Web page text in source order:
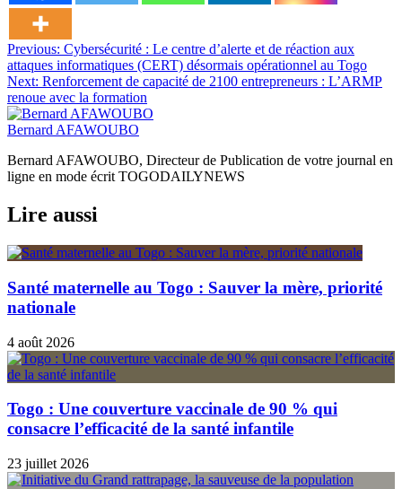
Navigation
de
l’article
Previous: Cybersécurité : Le centre d’alerte et de réaction aux
attaques informatiques (CERT) désormais opérationnel au Togo
Next: Renforcement de capacité de 2100 entrepreneurs : L’ARMP
renoue avec la formation
Bernard AFAWOUBO
Bernard AFAWOUBO, Directeur de Publication de votre journal en
ligne en mode écrit TOGODAILYNEWS
Lire aussi
Santé maternelle au Togo : Sauver la mère, priorité
nationale
4 août 2026
Togo : Une couverture vaccinale de 90 % qui
consacre l’efficacité de la santé infantile
23 juillet 2026